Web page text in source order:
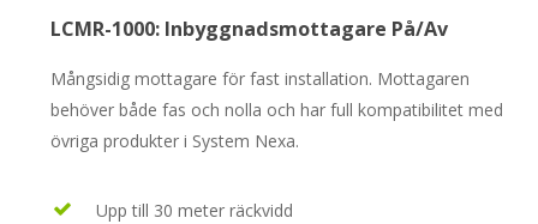
LCMR-1000: Inbyggnadsmottagare På/Av
Mångsidig mottagare för fast installation. Mottagaren
behöver både fas och nolla och har full kompatibilitet med
övriga produkter i System Nexa.
Upp till 30 meter räckvidd